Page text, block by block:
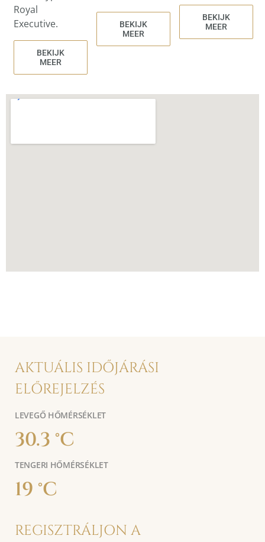
Royal
Executive.
BEKIJK
MEER
BEKIJK
MEER
BEKIJK
MEER
AKTUÁLIS IDŐJÁRÁSI
ELŐREJELZÉS
LEVEGŐ HŐMÉRSÉKLET
30.3 °C
TENGERI HŐMÉRSÉKLET
19 °C
REGISZTRÁLJON A